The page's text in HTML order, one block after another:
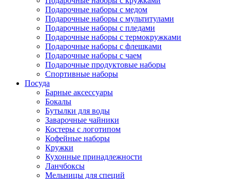
Подарочные наборы с медом
Подарочные наборы с мультитулами
Подарочные наборы с пледами
Подарочные наборы с термокружками
Подарочные наборы с флешками
Подарочные наборы с чаем
Подарочные продуктовые наборы
Спортивные наборы
Посуда
Барные аксессуары
Бокалы
Бутылки для воды
Заварочные чайники
Костеры с логотипом
Кофейные наборы
Кружки
Кухонные принадлежности
Ланчбоксы
Мельницы для специй